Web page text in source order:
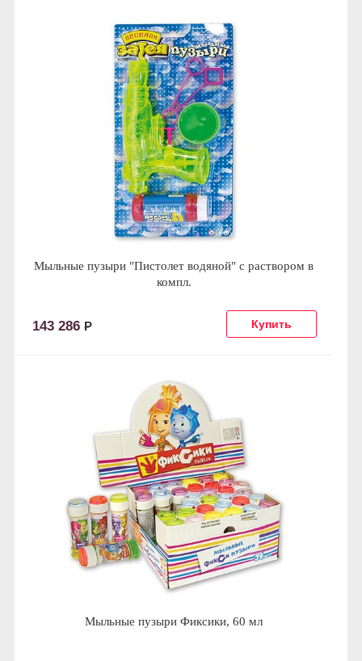
Мыльные пузыри "Пистолет водяной" с раствором в
компл.
143 286 Р
Мыльные пузыри Фиксики, 60 мл